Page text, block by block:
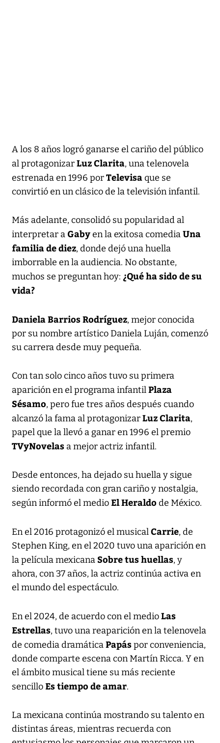
A los 8 años logró ganarse el cariño del público
al protagonizarLuz Clarita, una telenovela
estrenada en 1996 porTelevisaque se
convirtió en un clásico de la televisión infantil.
Más adelante, consolidó su popularidad al
interpretar a Gabyen la exitosa comediaUna
familia de diez, donde dejó una huella
imborrable en la audiencia. No obstante,
muchos se preguntan hoy: ¿Qué ha sido de su
vida?
Daniela Barrios Rodríguez, mejor conocida
por su nombre artístico Daniela Luján, comenzó
su carrera desde muy pequeña.
Con tan solo cinco años tuvo su primera
aparición en el programa infantilPlaza
Sésamo, pero fue tres años después cuando
alcanzó la fama al protagonizarLuz Clarita,
papel que la llevó a ganar en 1996 el premio
TVyNovelas a mejor actriz infantil.
Desde entonces, ha dejado su huella y sigue
siendo recordada con gran cariño y nostalgia,
según informó el medio El Heraldo de México.
En el 2016 protagonizó el musicalCarrie, de
Stephen King, en el 2020 tuvo una aparición en
la película mexicana Sobre tus huellas, y
ahora, con 37 años, la actriz continúa activa en
el mundo del espectáculo.
En el 2024, de acuerdo con el medioLas
Estrellas, tuvo una reaparición en la telenovela
de comedia dramáticaPapáspor conveniencia,
donde comparte escena con Martín Ricca. Y en
el ámbito musical tiene su más reciente
sencillo Es tiempo de amar.
La mexicana continúa mostrando su talento en
distintas áreas, mientras recuerda con